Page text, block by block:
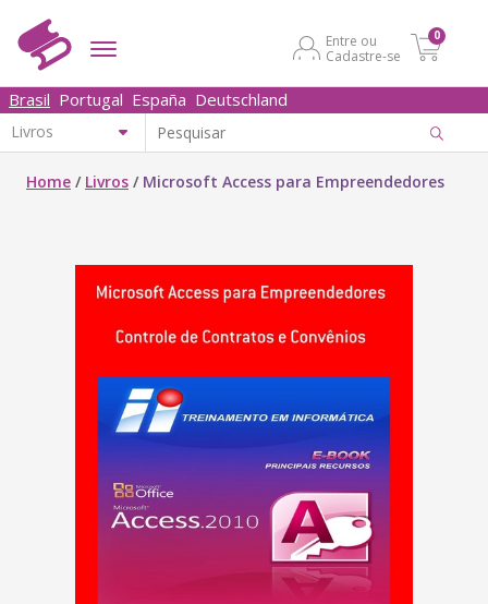
Entre ou
Cadastre-se
0
Brasil Portugal España Deutschland
Home / Livros / Microsoft Access para Empreendedores